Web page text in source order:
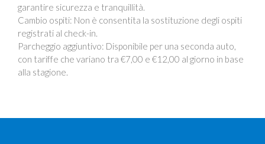
garantire sicurezza e tranquillità.
Cambio ospiti: Non è consentita la sostituzione degli ospiti
registrati al check-in.
Parcheggio aggiuntivo: Disponibile per una seconda auto,
con tariffe che variano tra €7,00 e €12,00 al giorno in base
alla stagione.